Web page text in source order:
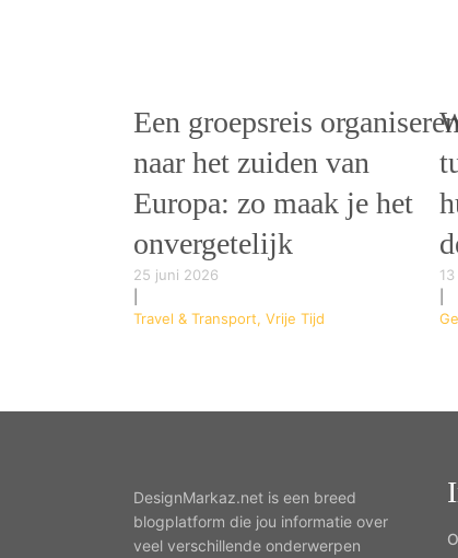
Een groepsreis
naar het zuiden van
Europa: zo maak je het
onvergetelijk
25 juni 2026
Travel & Transport, Vrije Tijd
DesignMarkaz.net is een breed
blogplatform die jou informatie over
veel verschillende onderwerpen